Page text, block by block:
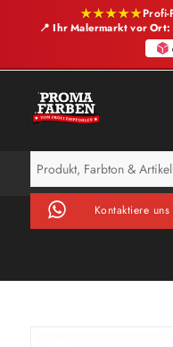
★★★★★
📍 Ihr Malermarkt vor
Kontaktiere